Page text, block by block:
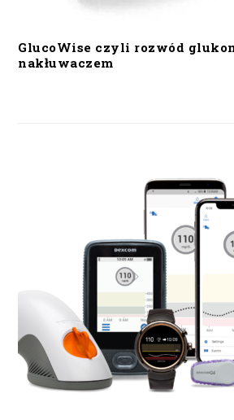
GlucoWise czyli rozwód
nakłuwaczem